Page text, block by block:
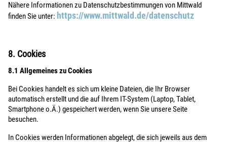
Nähere Informationen zu Datenschutzbestimmungen von Mittwald
finden Sie unter: https://www.mittwald.de/datenschutz
8. Cookies
8.1 Allgemeines zu Cookies
Bei Cookies handelt es sich um kleine Dateien, die Ihr Browser
automatisch erstellt und die auf Ihrem IT-System (Laptop, Tablet,
Smartphone o.Ä.) gespeichert werden, wenn Sie unsere Seite
besuchen.
In Cookies werden Informationen abgelegt, die sich jeweils aus dem